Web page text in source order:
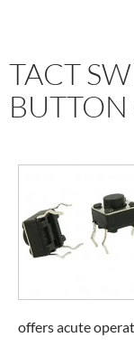
TACT
offers acute